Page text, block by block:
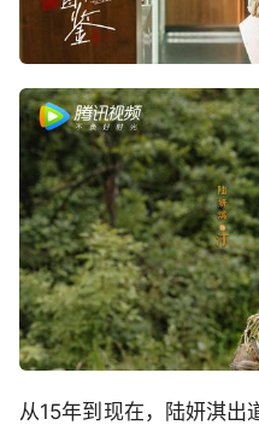
从15年到现在，陆妍淇出